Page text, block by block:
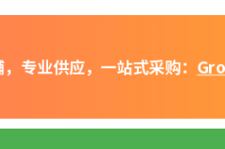
专业供应，一站式采购：